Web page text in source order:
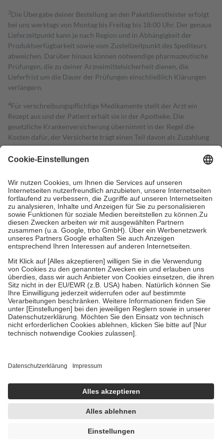
3Die Übergabe deiner Bestellung an den Paketdienstleister erfolgt
bei uns werktags von Montag bis Freitag bis 18:00 Uhr. Der genaue
Lieferzeitpunkt kann je nach Region und in Abhängigkeit der
Produktverfügbarkeit sowie vom Zustellzeitpunkt des Spediteurs
abweichen. Darüber hinaus können notwendige pharmazeutische
Prüfungen, die zu deiner Arzneimittelsicherheit dienen, die
Lieferfrist um die Dauer der Prüfungen einschließlich Klärungen
verlängern.
4Für verschreibungspflichtige Medikamente stellt der Arzt ein
Rezept aus und der Patient erhält sie in der Apotheke. Die
gesetzliche Krankenversicherung übernimmt in der Regel die
Kosten dafür, der Versicherte trägt einen Teil davon als Zuzahlung
mit.
Grundsätzlich leisten Mitglieder Zuzahlungen in Höhe von zehn
höchstens zehn Euro.
Es sind jedoch nie mehr als die tatsächlichen
Kosten der Leistung zu entrichten.
Diese Regeln gelten grundsätzlich auch für Online-Apotheken.
Bei Heilmitteln und häuslicher Krankenpflege beträgt die
Zuzahlung zehn Prozent der Kosten sowie zehn Euro je
Verordnung.
Um das Engagement der Versicherten für ihre eigene Gesundheit zu
stärken und die besondere Stellung der Familie zu unterstützen,
fallenkeine Zuzahlungenan bei:
• Kindern und Jugendlichen bis zum vollendeten 18. Lebensjahr
mit Ausnahme der Fahrkosten
• Untersuchungen zur Vorsorge und Früherkennung, die von der
GKV getragen werden
• empfohlenen Schutzimpfungen
• Harn- und Blutteststreifen
getroffen, um sicherzustellen, dass es sich um echte Bewertungen
https://help.etrusted.com/hc/de/articles/4419944605341
Einige Bilder und Inhalte wurden unter Zuhilfenahme künstlicher